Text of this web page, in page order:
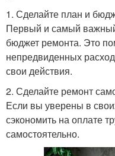
1. Сделайте план и
Первый и самый
бюджет ремонта. Это
непредвиденных
свои действия.
2. Сделайте ремонт
Если вы уверены в
сэкономить на оплате
самостоятельно.